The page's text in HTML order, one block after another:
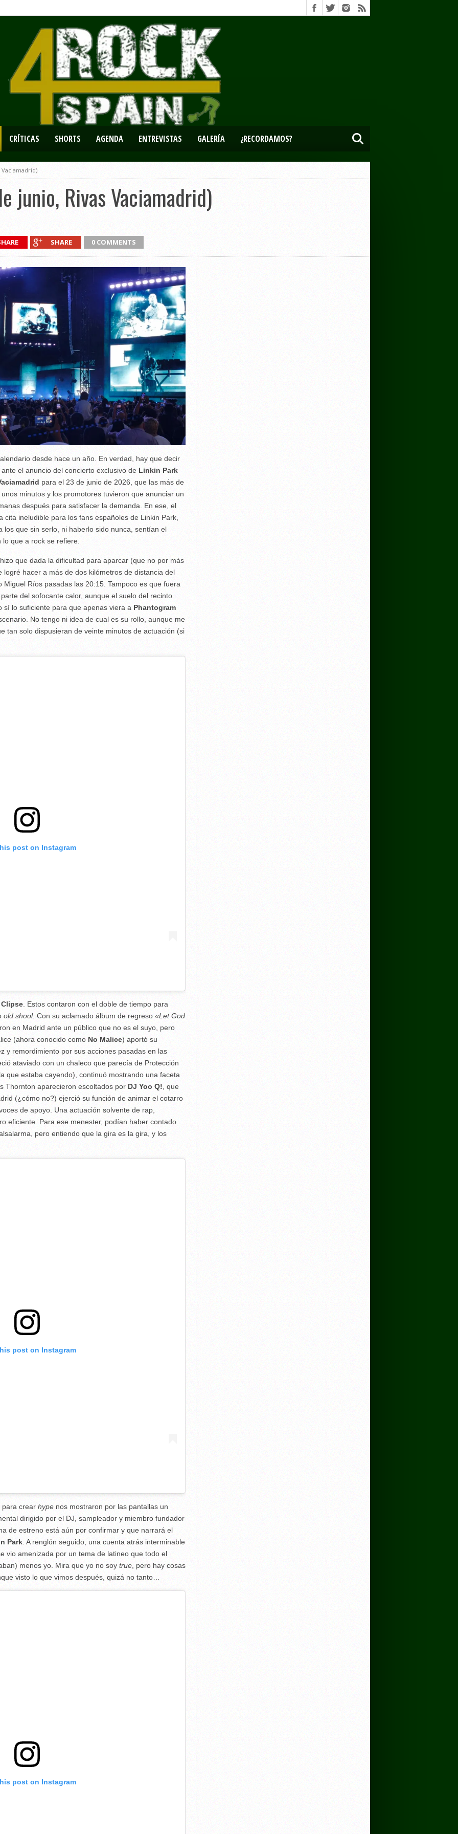
CRÍTICAS SHORTS AGENDA ENTREVISTAS GALERÍA ¿RECORDAMOS?
Vaciamadrid)
junio, Rivas Vaciamadrid)
SHARE 0 COMMENTS
desde hace un año. En verdad, hay que decir
el anuncio del concierto exclusivo de Linkin Park
para el 23 de junio de 2026, que las más de
minutos y los promotores tuvieron que anunciar un
después para satisfacer la demanda. En ese, el
cita ineludible para los fans españoles de Linkin Park,
los que sin serlo, ni haberlo sido nunca, sentían el
que a rock se refiere.
que dada la dificultad para aparcar (que no por más
hacer a más de dos kilómetros de distancia del
Ríos pasadas las 20:15. Tampoco es que fuera
del sofocante calor, aunque el suelo del recinto
lo suficiente para que apenas viera a Phantogram
No tengo ni idea de cual es su rollo, aunque me
tan solo dispusieran de veinte minutos de actuación (si
post on Instagram
Clipse. Estos contaron con el doble de tiempo para
old shool. Con su aclamado álbum de regreso «Let God
en Madrid ante un público que no es el suyo, pero
(ahora conocido como No Malice) aportó su
y remordimiento por sus acciones pasadas en las
ataviado con un chaleco que parecía de Protección
que estaba cayendo), continuó mostrando una faceta
Thornton aparecieron escoltados por DJ Yoo Q!, que
(¿cómo no?) ejerció su función de animar el cotarro
de apoyo. Una actuación solvente de rap,
eficiente. Para ese menester, podían haber contado
pero entiendo que la gira es la gira, y los
post on Instagram
para crear hypenos mostraron por las pantallas un
dirigido por el DJ, sampleador y miembro fundador
de estreno está aún por confirmar y que narrará el
Park. A renglón seguido, una cuenta atrás interminable
vio amenizada por un tema de latineo que todo el
menos yo. Mira que yo no soy true, pero hay cosas
visto lo que vimos después, quizá no tanto…
post on Instagram